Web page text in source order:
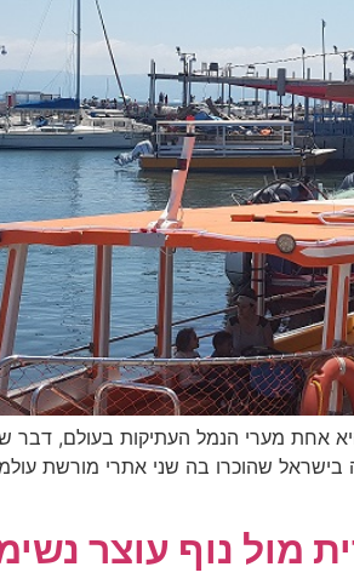
אחת מערי הנמל העתיקות בעולם, דבר
שהוכרו בה שני אתרי מורשת
מול נוף עוצר